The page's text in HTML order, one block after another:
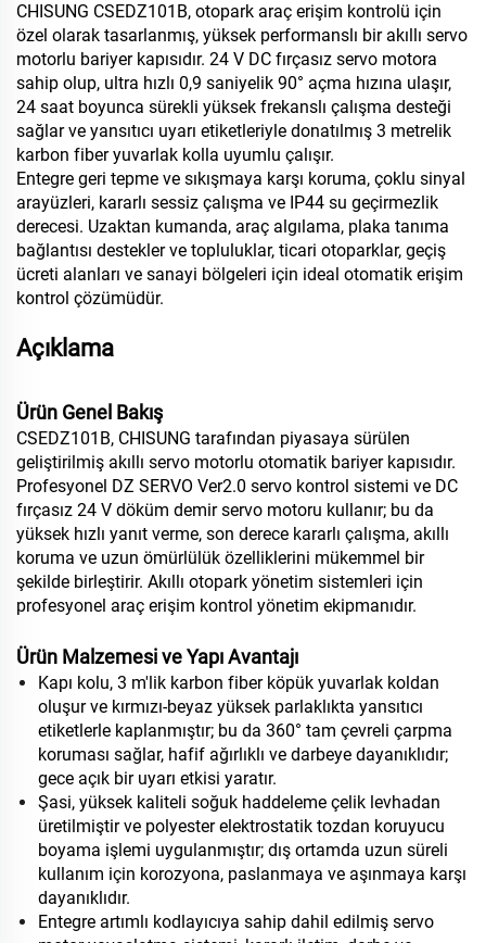
CHISUNG CSEDZ101B, otopark araç erişim kontrolü için
özel olarak tasarlanmış, yüksek performanslı bir akıllı servo
motorlu bariyer kapısıdır. 24 V DC fırçasız servo motora
sahip olup, ultra hızlı 0,9 saniyelik 90° açma hızına ulaşır,
24 saat boyunca sürekli yüksek frekanslı çalışma desteği
sağlar ve yansıtıcı uyarı etiketleriyle donatılmış 3 metrelik
karbon fiber yuvarlak kolla uyumlu çalışır.
Entegre geri tepme ve sıkışmaya karşı koruma, çoklu sinyal
arayüzleri, kararlı sessiz çalışma ve IP44 su geçirmezlik
derecesi. Uzaktan kumanda, araç algılama, plaka tanıma
bağlantısı destekler ve topluluklar, ticari otoparklar, geçiş
ücreti alanları ve sanayi bölgeleri için ideal otomatik erişim
kontrol çözümüdür.
Açıklama
Ürün Genel Bakış
CSEDZ101B, CHISUNG tarafından piyasaya sürülen
geliştirilmiş akıllı servo motorlu otomatik bariyer kapısıdır.
Profesyonel DZ SERVO Ver2.0 servo kontrol sistemi ve DC
fırçasız 24 V döküm demir servo motoru kullanır; bu da
yüksek hızlı yanıt verme, son derece kararlı çalışma, akıllı
koruma ve uzun ömürlülük özelliklerini mükemmel bir
şekilde birleştirir. Akıllı otopark yönetim sistemleri için
profesyonel araç erişim kontrol yönetim ekipmanıdır.
Ürün Malzemesi ve Yapı Avantajı
Kapı kolu, 3 m'lik karbon fiber köpük yuvarlak koldan
oluşur ve kırmızı-beyaz yüksek parlaklıkta yansıtıcı
etiketlerle kaplanmıştır; bu da 360° tam çevreli çarpma
koruması sağlar, hafif ağırlıklı ve darbeye dayanıklıdır;
gece açık bir uyarı etkisi yaratır.
Şasi, yüksek kaliteli soğuk haddeleme çelik levhadan
üretilmiştir ve polyester elektrostatik tozdan koruyucu
boyama işlemi uygulanmıştır; dış ortamda uzun süreli
kullanım için korozyona, paslanmaya ve aşınmaya karşı
dayanıklıdır.
Entegre artımlı kodlayıcıya sahip dahil edilmiş servo